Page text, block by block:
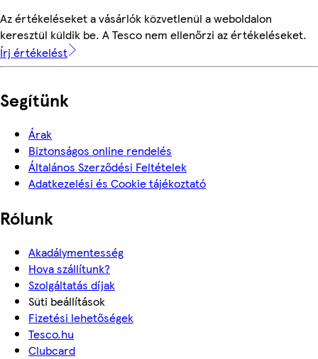
Az értékeléseket a vásárlók közvetlenül a weboldalon
keresztül küldik be. A Tesco nem ellenőrzi az értékeléseket.
Írj értékelést
Segítünk
Árak
Biztonságos online rendelés
Általános Szerződési Feltételek
Adatkezelési és Cookie tájékoztató
Rólunk
Akadálymentesség
Hova szállítunk?
Szolgáltatás díjak
Süti beállítások
Fizetési lehetőségek
Tesco.hu
Clubcard